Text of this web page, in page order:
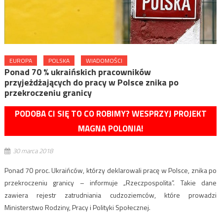
EUROPA POLSKA WIADOMOŚCI
Ponad 70 % ukraińskich pracowników
przyjeżdżających do pracy w Polsce znika po
przekroczeniu granicy
PODOBA CI SIĘ TO CO ROBIMY? WESPRZYJ PROJEKT
MAGNA POLONIA!
30 marca 2018
Ponad 70 proc. Ukraińców, którzy deklarowali pracę w Polsce, znika po
przekroczeniu granicy – informuje „Rzeczpospolita”. Takie dane
zawiera rejestr zatrudniania cudzoziemców, które prowadzi
Ministerstwo Rodziny, Pracy i Polityki Społecznej.